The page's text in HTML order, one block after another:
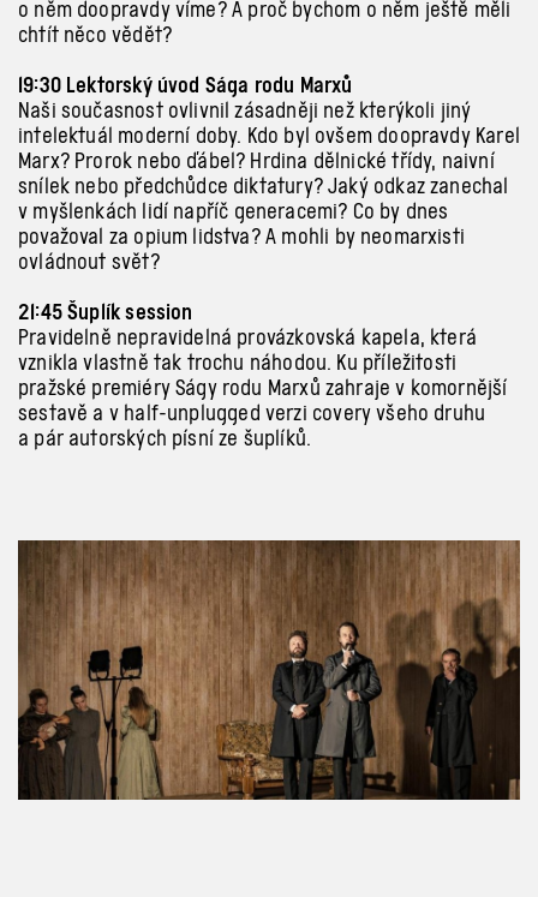
o něm doopravdy víme? A proč bychom o něm ještě měli
chtít něco vědět?
19:30 Lektorský úvod Sága rodu Marxů
Naši současnost ovlivnil zásadněji než kterýkoli jiný
intelektuál moderní doby. Kdo byl ovšem doopravdy Karel
Marx? Prorok nebo ďábel? Hrdina dělnické třídy, naivní
snílek nebo předchůdce diktatury? Jaký odkaz zanechal
v myšlenkách lidí napříč generacemi? Co by dnes
považoval za opium lidstva? A mohli by neomarxisti
ovládnout svět?
21:45Šuplíksession
Pravidelně nepravidelná provázkovská kapela, která
vznikla vlastně tak trochu náhodou. Ku příležitosti
pražské premiéry Ságy rodu Marxů zahraje v komornější
sestavě a v half-unplugged verzi covery všeho druhu
a pár autorských písní ze šuplíků.
Previous Next